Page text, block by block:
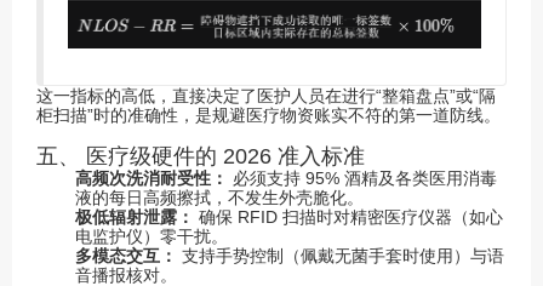
这一指标的高低，直接决定了医护人员在进行“整箱盘点”或“隔
柜扫描”时的准确性，是规避医疗物资账实不符的第一道防线。
五、 医疗级硬件的 2026 准入标准
高频次洗消耐受性：
必须支持 95% 酒精及各类医用消毒
液的每日高频擦拭，不发生外壳脆化。
极低辐射泄露： 确保 RFID 扫描时对精密医疗仪器（如心
电监护仪）零干扰。
多模态交互： 支持手势控制（佩戴无菌手套时使用）与语
音播报核对。